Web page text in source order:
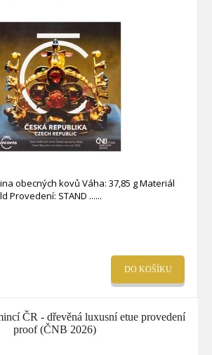
obecných kovů Váha: 37,85 g Materiál
Provedení: STAND ...
DO KOŠÍKU
ČR - dřevěná luxusní etue provedení
proof (ČNB 2026)